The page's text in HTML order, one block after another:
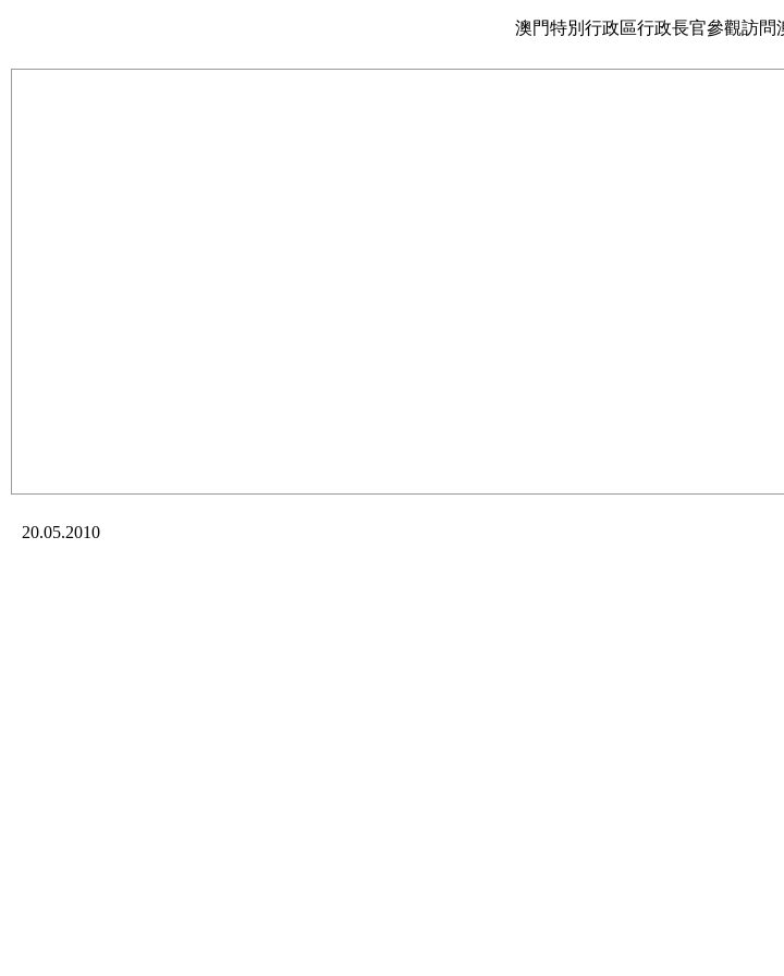
澳門特別行政區行政長官參觀訪問
20.05.2010